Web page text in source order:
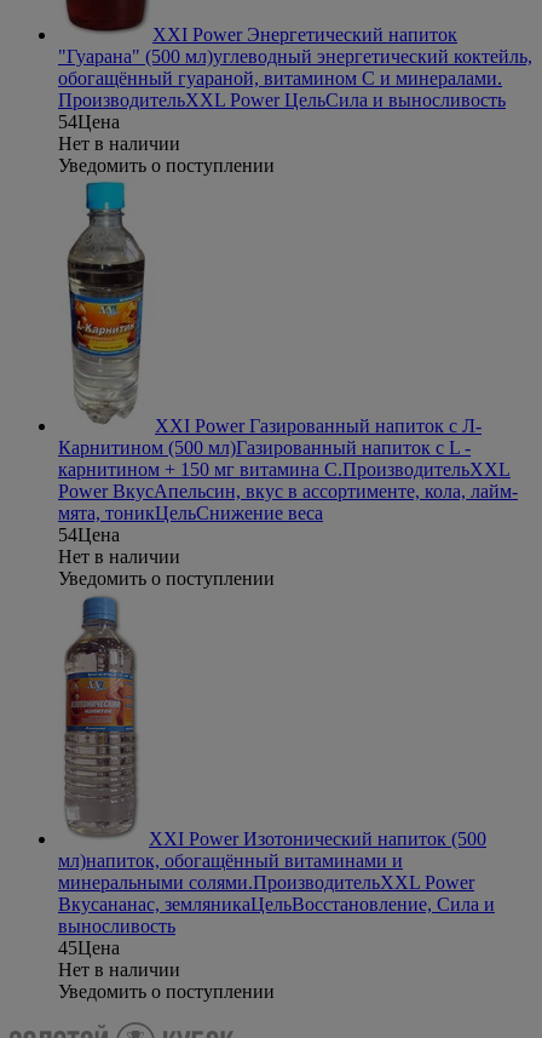
XXI Power Энергетический напиток
"Гуарана" (500 мл)углеводный энергетический коктейль,
обогащённый гуараной, витамином С и минералами.
ПроизводительXXL Power ЦельСила и выносливость
54Цена
Нет в наличии
Уведомить о поступлении
XXI Power Газированный напиток с Л-
Карнитином (500 мл)Газированный напиток с L -
карнитином + 150 мг витамина С.ПроизводительXXL
Power ВкусАпельсин, вкус в ассортименте, кола, лайм-
мята, тоникЦельСнижение веса
54Цена
Нет в наличии
Уведомить о поступлении
XXI Power Изотонический напиток (500
мл)напиток, обогащённый витаминами и
минеральными солями.ПроизводительXXL Power
Вкусананас, земляникаЦельВосстановление, Сила и
выносливость
45Цена
Нет в наличии
Уведомить о поступлении